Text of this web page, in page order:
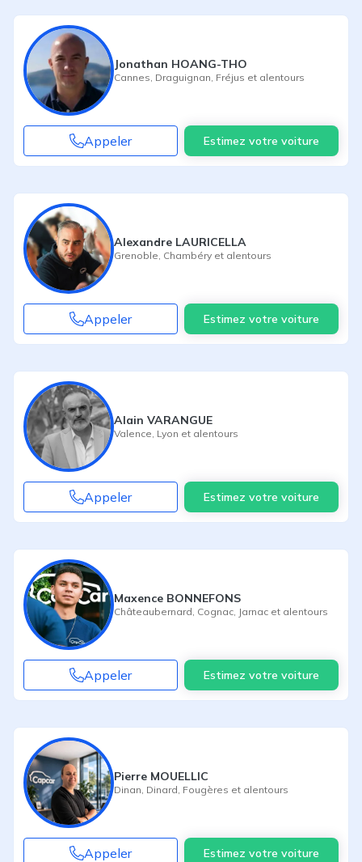
Jonathan HOANG-THO
Cannes Draguignan Fréjus et alentours
Appeler Estimez votre voiture
Alexandre LAURICELLA
Grenoble Chambéry et alentours
Appeler Estimez votre voiture
Alain VARANGUE
Valence Lyon et alentours
Appeler Estimez votre voiture
Maxence BONNEFONS
Châteaubernard Cognac Jarnac et alentours
Appeler Estimez votre voiture
Pierre MOUELLIC
Dinan Dinard Fougères et alentours
Appeler Estimez votre voiture